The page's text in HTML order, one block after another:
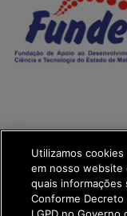
Transformação
get_footer();
Utilizamos
em nosso website
quais informações
Conforme